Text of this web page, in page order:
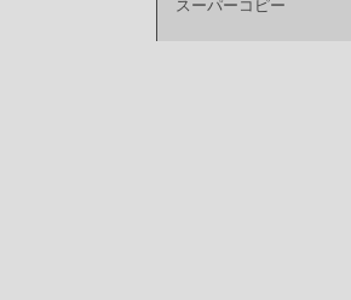
スーパーコピー